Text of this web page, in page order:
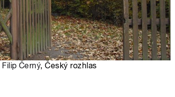
Filip Černý, Český rozhlas